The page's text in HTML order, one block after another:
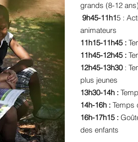
grands (8-12
9h45-11h15 :
animateurs
11h15-11h45 :
11h45-12h45 :
12h45-13h30 :
plus jeunes
13h30-14h :
14h-16h : Temps
16h-17h15 :
des enfants